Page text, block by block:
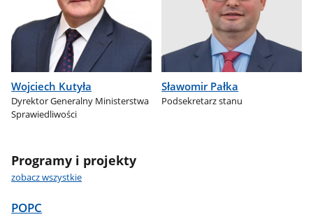
Wojciech Kutyła
Dyrektor Generalny Ministerstwa
Sprawiedliwości
Sławomir Pałka
Podsekretarz stanu
Programy i projekty
zobacz wszystkie
POPC